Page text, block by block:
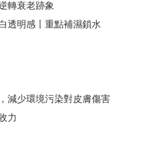
轉衰老跡象
透明感丨重點補濕鎖水
減少環境污染對皮膚傷害
力